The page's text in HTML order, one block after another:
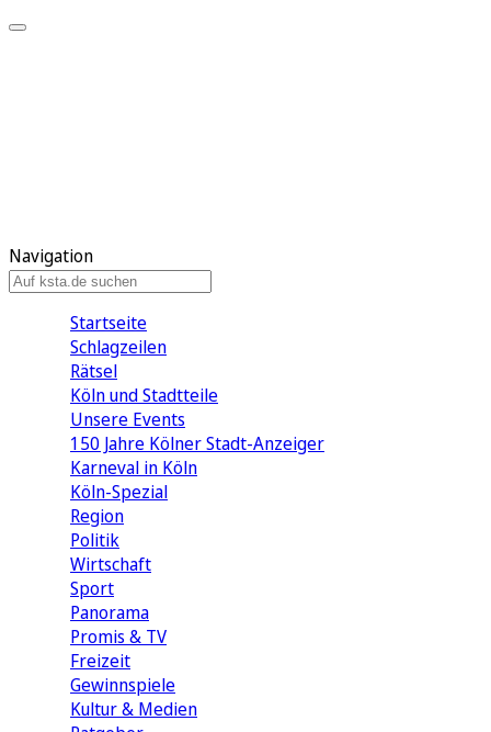
Navigation
Startseite
Schlagzeilen
Rätsel
Köln und Stadtteile
Unsere Events
150 Jahre Kölner Stadt-Anzeiger
Karneval in Köln
Köln-Spezial
Region
Politik
Wirtschaft
Sport
Panorama
Promis & TV
Freizeit
Gewinnspiele
Kultur & Medien